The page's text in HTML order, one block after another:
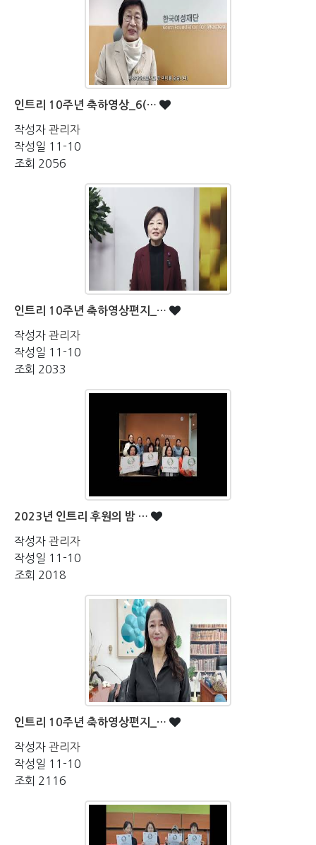
인트리 10주년 축하영상_6(…
작성자 관리자
작성일 11-10
조회 2056
인트리 10주년 축하영상편지_…
작성자 관리자
작성일 11-10
조회 2033
2023년 인트리 후원의 밤 …
작성자 관리자
작성일 11-10
조회 2018
인트리 10주년 축하영상편지_…
작성자 관리자
작성일 11-10
조회 2116